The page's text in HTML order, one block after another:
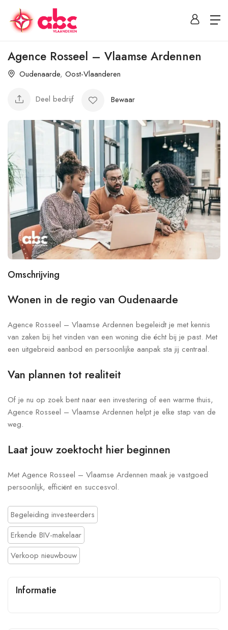
Agence Rosseel – Vlaamse Ardennen
Oudenaarde, Oost-Vlaanderen
Deel bedrijf Bewaar
Omschrijving
Wonen in de regio van Oudenaarde
Agence Rosseel – Vlaamse Ardennen begeleidt je met kennis
van zaken bij het vinden van een woning die écht bij je past. Met
een uitgebreid aanbod en persoonlijke aanpak sta jij centraal.
Van plannen tot realiteit
Of je nu op zoek bent naar een investering of een warme thuis,
Agence Rosseel – Vlaamse Ardennen helpt je elke stap van de
weg.
Laat jouw zoektocht hier beginnen
Met Agence Rosseel – Vlaamse Ardennen maak je vastgoed
persoonlijk, efficiënt en succesvol.
Begeleiding investeerders
Erkende BIV-makelaar
Verkoop nieuwbouw
Informatie